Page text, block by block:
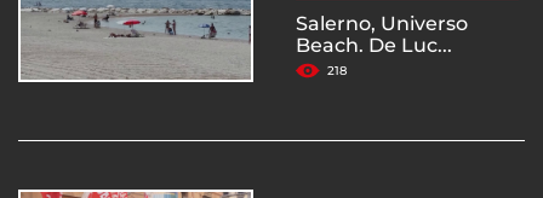
Salerno, Universo
Beach. De Luc...
218